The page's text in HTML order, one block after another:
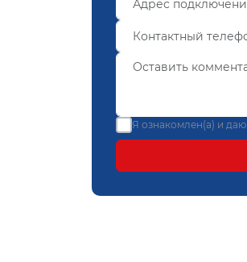
Я ознакомлен(а) и даю